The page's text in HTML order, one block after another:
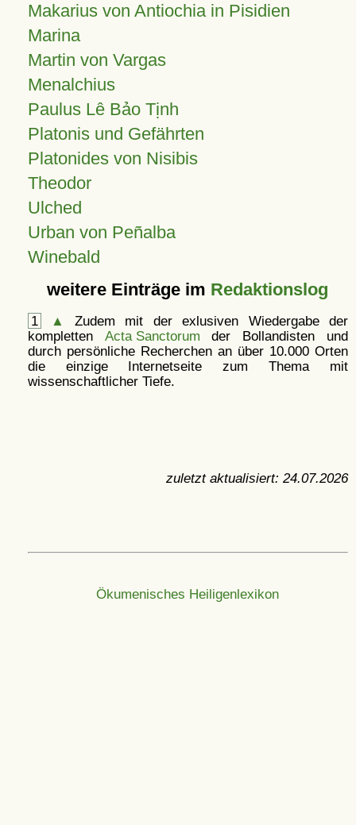
Makarius von Antiochia in Pisidien
Marina
Martin von Vargas
Menalchius
Paulus Lê Bảo Tịnh
Platonis und Gefährten
Platonides von Nisibis
Theodor
Ulched
Urban von Peñalba
Winebald
weitere Einträge im Redaktionslog
1 ▲
Zudem mit der exlusiven Wiedergabe der
kompletten Acta Sanctorum der Bollandisten und
durch persönliche Recherchen an über 10.000 Orten
die einzige Internetseite zum Thema mit
wissenschaftlicher Tiefe.
zuletzt aktualisiert: 24.07.2026
Ökumenisches Heiligenlexikon